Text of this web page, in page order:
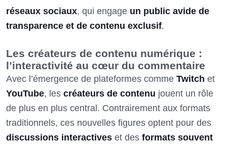
réseaux sociaux, qui engage un public avide de
transparence et de contenu exclusif.
Les créateurs de contenu numérique :
l’interactivité au cœur du commentaire
Avec l’émergence de plateformes comme Twitch et
YouTube, les créateurs de contenu jouent un rôle
de plus en plus central. Contrairement aux formats
traditionnels, ces nouvelles figures optent pour des
discussions interactives et des formats souvent